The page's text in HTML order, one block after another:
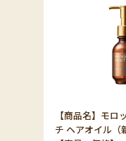
【商品名】モロ
チ ヘアオイル（